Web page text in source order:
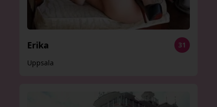
Erika
31
Uppsala